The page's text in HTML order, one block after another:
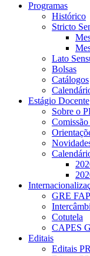
Programas
Histórico
Stricto
Lato
Bolsas
Catálogos
Estágio Docente
Sobre o
GRE
Cotutela
CAPES
Editais
Editais